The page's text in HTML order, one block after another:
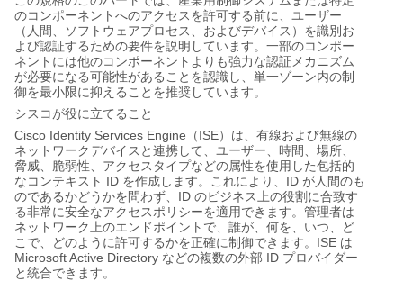
のコンポーネントへのアクセスを許可する前に、ユーザー
（人間、ソフトウェアプロセス、およびデバイス）を識別お
よび認証するための要件を説明しています。一部のコンポー
ネントには他のコンポーネントよりも強力な認証メカニズム
が必要になる可能性があることを認識し、単一ゾーン内の制
御を最小限に抑えることを推奨しています。
シスコが役に立てること
Cisco Identity Services Engine （ ISE）は、有線および無線の
ネットワークデバイスと連携して、ユーザー、時間、場所、
脅威、脆弱性、アクセスタイプなどの属性を使用した包括的
なコンテキスト ID を作成します。これにより、 ID が人間のも
のであるかどうかを問わず、 ID のビジネス上の役割に合致す
る非常に安全なアクセスポリシーを適用できます。管理者は
ネットワーク上のエンドポイントで、誰が、何を、いつ、ど
こで、どのように許可するかを正確に制御できます。 ISE は
Microsoft Active Directory などの複数の外部 ID プロバイダー
と統合できます。